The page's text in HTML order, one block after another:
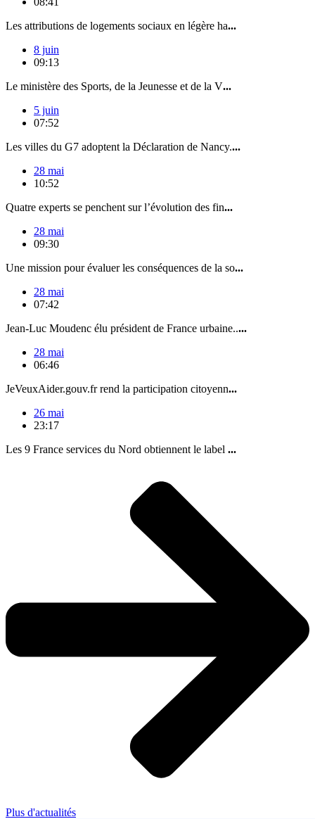
Les attributions de logements sociaux en légère ha...
8 juin
09:13
Le ministère des Sports, de la Jeunesse et de la V...
5 juin
07:52
Les villes du G7 adoptent la Déclaration de Nancy....
28 mai
10:52
Quatre experts se penchent sur l’évolution des fin...
28 mai
09:30
Une mission pour évaluer les conséquences de la so...
28 mai
07:42
Jean-Luc Moudenc élu président de France urbaine.....
28 mai
06:46
JeVeuxAider.gouv.fr rend la participation citoyenn...
26 mai
23:17
Les 9 France services du Nord obtiennent le label ...
Plus d'actualités